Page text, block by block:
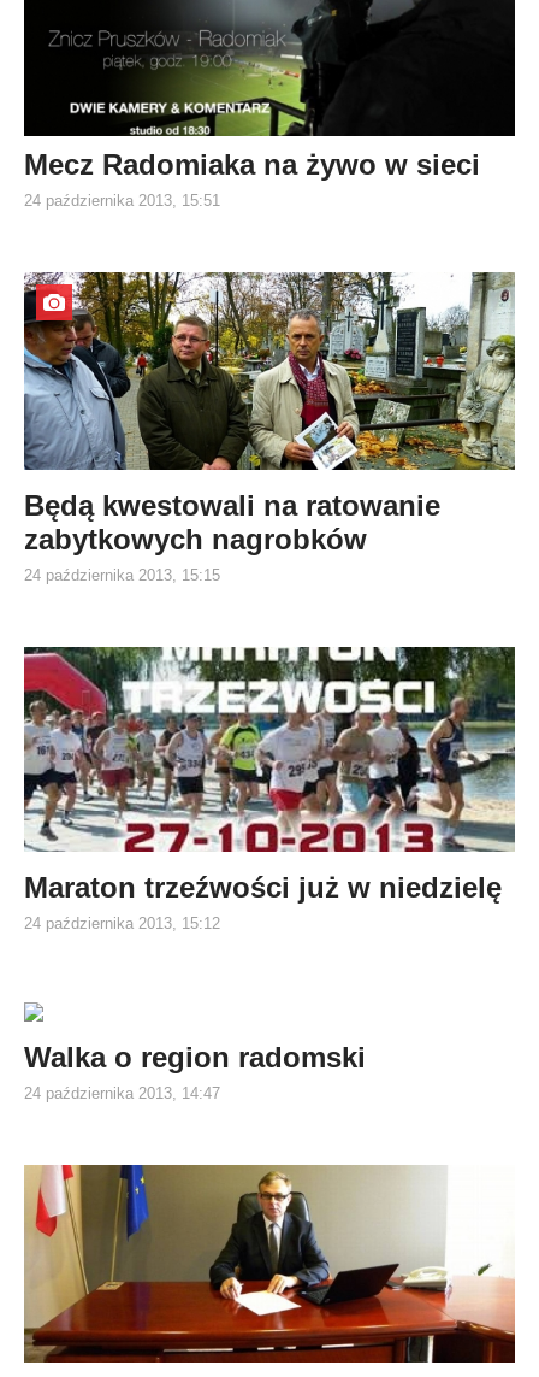
Mecz Radomiaka na żywo w sieci
24 października 2013, 15:51
Będą kwestowali na ratowanie
zabytkowych nagrobków
24 października 2013, 15:15
Maraton trzeźwości już w niedzielę
24 października 2013, 15:12
Walka o region radomski
24 października 2013, 14:47